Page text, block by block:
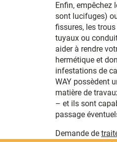
Enfin, empêchez
sont lucifuges)
fissures, les
tuyaux ou
aider à rendre
hermétique et
infestations de
WAY possèdent
matière de
– et ils sont
passage
Demande de